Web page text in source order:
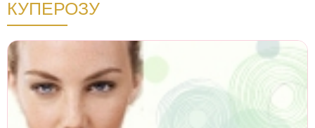
КУПЕРОЗУ